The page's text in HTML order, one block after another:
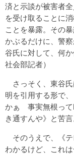
済と示談が被害者
を受け取ることに
ことを暴露。その
かぶるだけに、警
谷氏に対して、何
社会部記者）
さっそく、東谷氏
明を引用する形で
かぁ 事実無根って
き通すんや》と苦言
そのうえで、《テ
わかるけど、これ